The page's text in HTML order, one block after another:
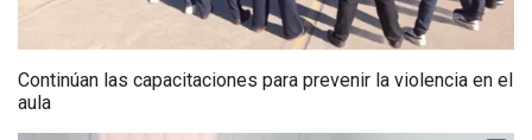
Continúan las capacitaciones para prevenir la violencia en el
aula